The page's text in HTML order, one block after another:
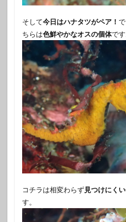
そして今日はハナタツがペア！
ちらは色鮮やかなオスの個体です
コチラは相変わらず見つけにく
す。